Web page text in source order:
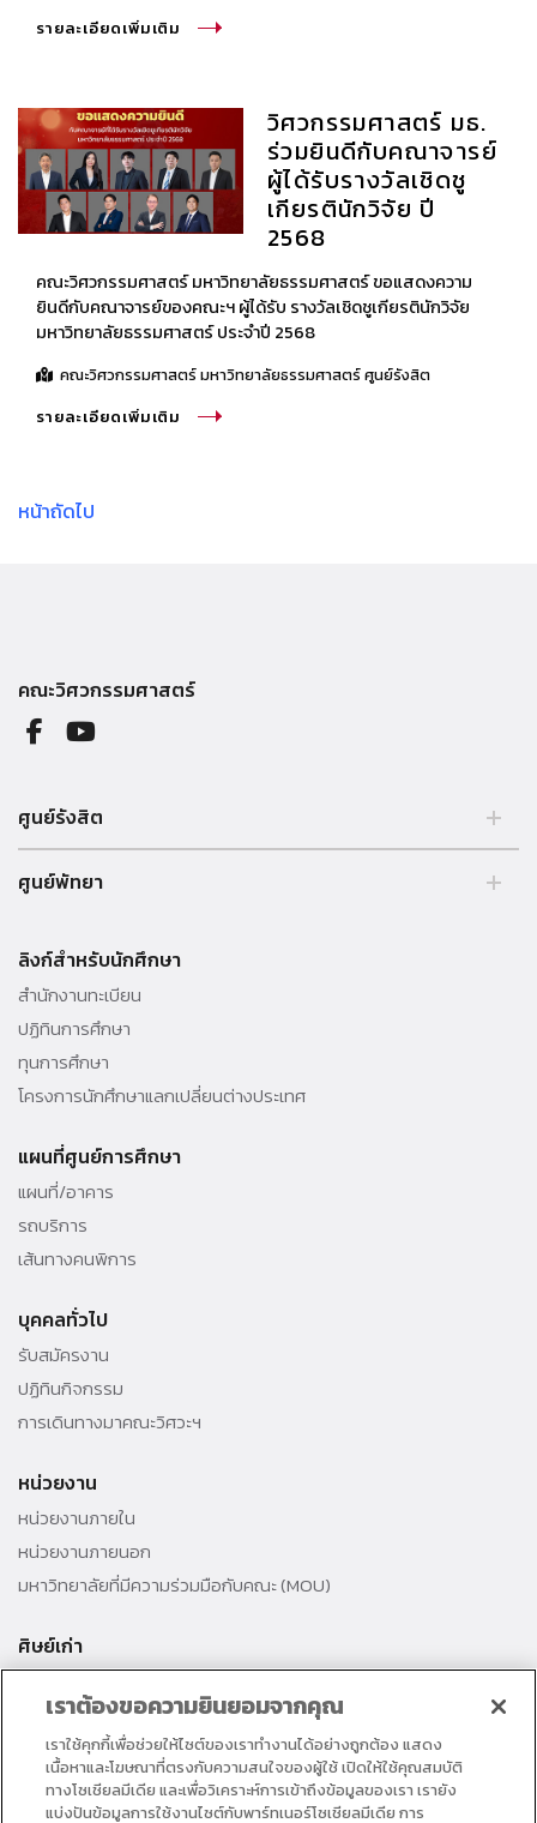
รายละเอียดเพิ่มเติม
วิศวกรรมศาสตร์ มธ.
ร่วมยินดีกับคณาจารย์
ผู้ได้รับรางวัลเชิดชู
เกียรตินักวิจัย ปี
2568
คณะวิศวกรรมศาสตร์ มหาวิทยาลัยธรรมศาสตร์ ขอแสดงความ
ยินดีกับคณาจารย์ของคณะฯ ผู้ได้รับ รางวัลเชิดชูเกียรตินักวิจัย
มหาวิทยาลัยธรรมศาสตร์ ประจำปี 2568
คณะวิศวกรรมศาสตร์ มหาวิทยาลัยธรรมศาสตร์ ศูนย์รังสิต
รายละเอียดเพิ่มเติม
หน้าถัดไป
คณะวิศวกรรมศาสตร์
ศูนย์รังสิต
99 หมู่ 18 ถ.พหลโยธิน คลองหลวง รังสิต ปทุมธานี 12121 ประเทศไทย.
Tel. 02 564 3001 -9
ศูนย์พัทยา
010 - 69 ต่อ 3000
ลิงก์สำหรับนักศึกษา
สำนักงานทะเบียน
ปฏิทินการศึกษา
ทุนการศึกษา
โครงการนักศึกษาแลกเปลี่ยนต่างประเทศ
แผนที่ศูนย์การศึกษา
แผนที่/อาคาร
รถบริการ
เส้นทางคนพิการ
บุคคลทั่วไป
รับสมัครงาน
ปฏิทินกิจกรรม
การเดินทางมาคณะวิศวะฯ
หน่วยงาน
หน่วยงานภายใน
หน่วยงานภายนอก
มหาวิทยาลัยที่มีความร่วมมือกับคณะ (MOU)
ศิษย์เก่า
สำนักงานธรรมศาสตร์สัมพันธ์
ศิษย์เก่าดีเด่น
กองทุนวิศวกรแห่งธรรม เพื่อพัฒนาการศึกษา
เราต้องขอความยินยอมจากคุณ
เราใช้คุกกี้เพื่อช่วยให้ไซต์ของเราทำงานได้อย่างถูกต้อง แสดง
เนื้อหาและโฆษณาที่ตรงกับความสนใจของผู้ใช้ เปิดให้ใช้คุณสมบัติ
ทางโซเชียลมีเดีย และเพื่อวิเคราะห์การเข้าถึงข้อมูลของเรา เรายัง
แบ่งปันข้อมูลการใช้งานไซต์กับพาร์ทเนอร์โซเชียลมีเดีย การ